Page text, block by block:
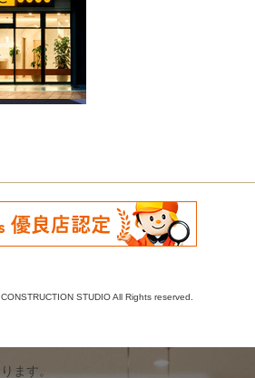
STUDIO All Rights reserved.
ます。